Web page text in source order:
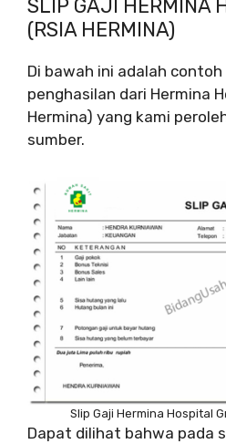
SLIP GAJI HERMINA
(RSIA HERMINA)
Di bawah ini adalah
penghasilan dari Hermina
Hermina) yang kami
sumber.
Slip Gaji Hermina Hospital
Dapat dilihat bahwa pada